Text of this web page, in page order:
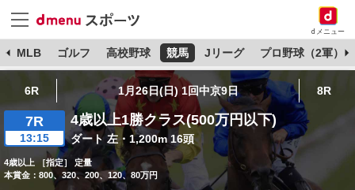
dメニュー
MLB ゴルフ 高校野球 競馬 Jリーグ プロ野球（2軍）
6R 1月26日(日) 1回中京9日 8R
7R
13:15
4歳以上1勝クラス(500万円以下)
ダート 左・1,200m 16頭
4歳以上 ［指定］ 定量
本賞金：800、320、200、120、80万円